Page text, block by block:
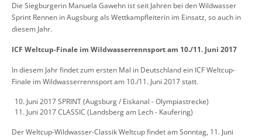
Die Siegburgerin Manuela Gawehn ist seit Jahren bei den Wildwasser
Sprint Rennen in Augsburg als Wettkampfleiterin im Einsatz, so auch in
diesem Jahr.
ICF Weltcup-Finale im Wildwasserrennsport am 10./11. Juni 2017
In diesem Jahr findet zum ersten Mal in Deutschland ein ICF Weltcup-
Finale im Wildwasserrennsport am 10./11. Juni 2017 statt.
Juni 2017 SPRINT (Augsburg / Eiskanal - Olympiastrecke)
Juni 2017 CLASSIC (Landsberg am Lech - Kaufering)
Der Weltcup-Wildwasser-Classik Weltcup findet am Sonntag, 11. Juni